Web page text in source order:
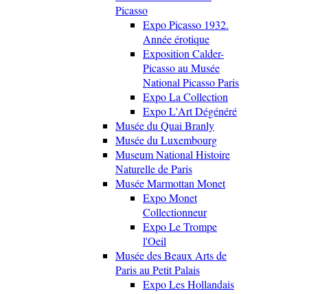
Picasso
Expo Picasso 1932.
Année érotique
Exposition Calder-
Picasso au Musée
National Picasso Paris
Expo La Collection
Expo L'Art Dégénéré
Musée du Quai Branly
Musée du Luxembourg
Museum National Histoire
Naturelle de Paris
Musée Marmottan Monet
Expo Monet
Collectionneur
Expo Le Trompe
l'Oeil
Musée des Beaux Arts de
Paris au Petit Palais
Expo Les Hollandais